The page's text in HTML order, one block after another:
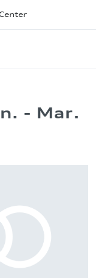
- Mar.